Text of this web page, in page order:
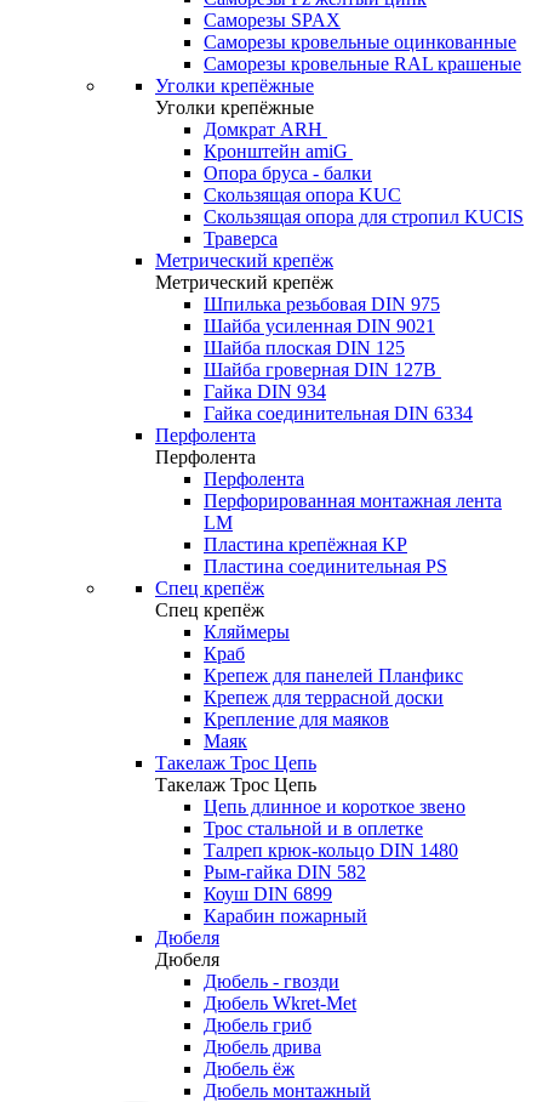
Саморезы SPAX
Саморезы кровельные оцинкованные
Саморезы кровельные RAL крашеные
Уголки крепёжные
Уголки крепёжные
Домкрат ARH
Кронштейн amiG
Опора бруса - балки
Скользящая опора KUC
Скользящая опора для стропил KUCIS
Траверса
Метрический крепёж
Метрический крепёж
Шпилька резьбовая DIN 975
Шайба усиленная DIN 9021
Шайба плоская DIN 125
Шайба гроверная DIN 127B
Гайка DIN 934
Гайка соединительная DIN 6334
Перфолента
Перфолента
Перфолента
Перфорированная монтажная лента
LM
Пластина крепёжная KP
Пластина соединительная PS
Спец крепёж
Спец крепёж
Кляймеры
Краб
Крепеж для панелей Планфикс
Крепеж для террасной доски
Крепление для маяков
Маяк
Такелаж Трос Цепь
Такелаж Трос Цепь
Цепь длинное и короткое звено
Трос стальной и в оплетке
Талреп крюк-кольцо DIN 1480
Рым-гайка DIN 582
Коуш DIN 6899
Карабин пожарный
Дюбеля
Дюбеля
Дюбель - гвозди
Дюбель Wkret-Met
Дюбель гриб
Дюбель дрива
Дюбель ёж
Дюбель монтажный